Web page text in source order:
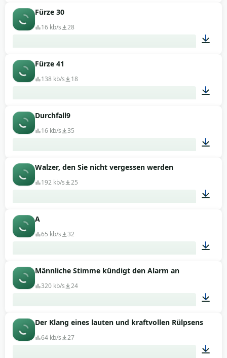
Fürze 30
16 kb/s 28
Fürze 41
138 kb/s 18
Durchfall9
16 kb/s 35
Walzer, den Sie nicht vergessen werden
192 kb/s 25
A
65 kb/s 32
Männliche Stimme kündigt den Alarm an
320 kb/s 24
00:24
Der Klang eines lauten und kraftvollen Rülpsens
64 kb/s 27